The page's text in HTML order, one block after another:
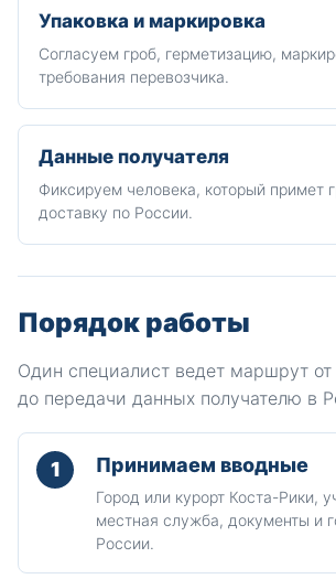
Упаковка и маркировка
Согласуем гроб, герметизацию,
требования перевозчика.
Данные получателя
Фиксируем человека, который примет
доставку по России.
Порядок работы
Один специалист ведет маршрут от
до передачи данных получателю в
1 Принимаем вводные
Город или курорт Коста-Рики,
местная служба, документы и
России.